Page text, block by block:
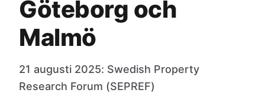
Göteborg och
Malmö
21 augusti 2025: Swedish Property
Research Forum (SEPREF)